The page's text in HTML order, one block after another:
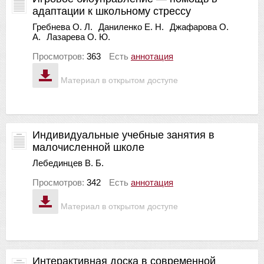
Материал в открытом доступе
адаптации к школьному стрессу
Гребнева О. Л. Даниленко Е. Н.
Джафарова О.
А.
Лазарева О. Ю.
Просмотров: 363 Есть аннотация
Материал в открытом доступе
Индивидуальные учебные занятия в
малочисленной школе
Лебединцев В. Б.
Просмотров: 342 Есть аннотация
Интерактивная доска в современной